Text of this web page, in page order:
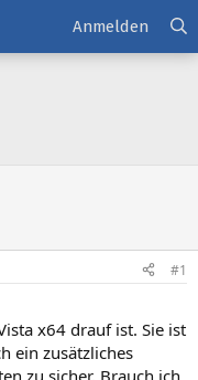
Anmelden
#1
x64 drauf ist. Sie ist
ein zusätzliches
zu sicher. Brauch ich